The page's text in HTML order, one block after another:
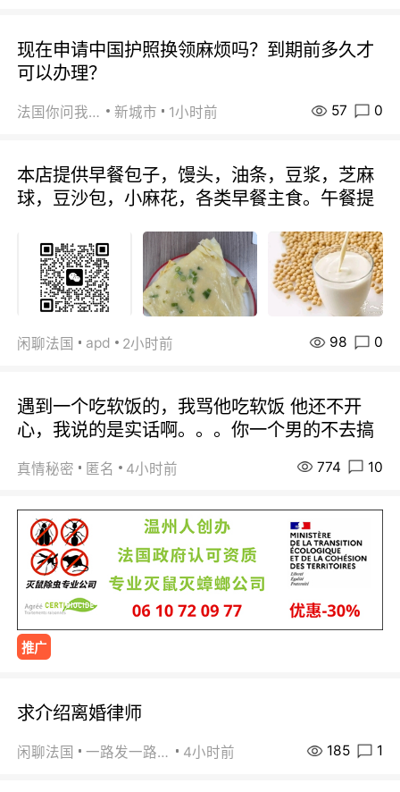
现在申请中国护照换领麻烦吗？到期前多久才
可以办理？
法国你问我答 新城市 1小时前 57 0
本店提供早餐包子，馒头，油条，豆浆，芝麻
球，豆沙包，小麻花，各类早餐主食。午餐提
闲聊法国 apd 2小时前 98 0
遇到一个吃软饭的，我骂他吃软饭 他还不开
心，我说的是实话啊。。。你一个男的不去搞
真情秘密 匿名 4小时前 774 10
推广
求介绍离婚律师
闲聊法国 一路发一路发 4小时前 185 1